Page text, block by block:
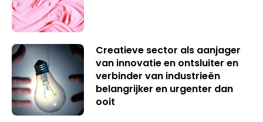
Creatieve sector als aanjager
van innovatie en ontsluiter en
verbinder van industrieën
belangrijker en urgenter dan
ooit